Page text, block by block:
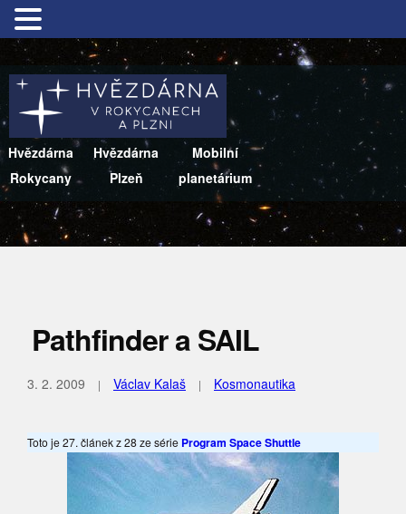
Hvězdárna
Rokycany
Hvězdárna
Plzeň
Mobilní
planetárium
Pathfinder a SAIL
3. 2. 2009 Václav Kalaš Kosmonautika
Toto je 27. článek z 28 ze série Program Space Shuttle